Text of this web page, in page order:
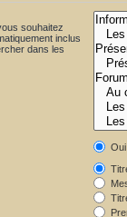
souhaitez
inclus
dans les
Oui